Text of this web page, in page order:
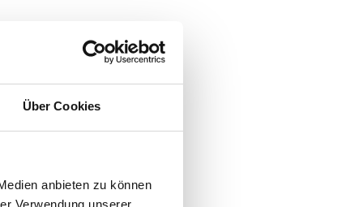
Über Cookies
anbieten zu können
Verwendung unserer